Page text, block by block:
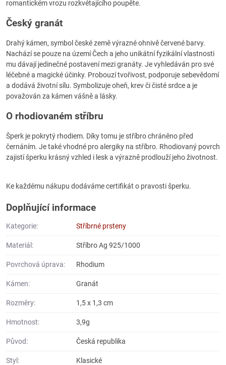
romantickém vrozu rozkvétajícího poupěte.
Český granát
Drahý kámen, symbol české země výrazné ohnivě červené barvy.
Nachází se pouze na území Čech a jeho unikátní fyzikální vlastnosti
mu dávají jedinečné postavení mezi granáty. Je vyhledáván pro své
léčebné a magické účinky. Probouzí tvořivost, podporuje sebevědomí
a dodává životní sílu. Symbolizuje oheň, krev či čisté srdce a je
považován za kámen vášně a lásky.
O rhodiovaném stříbru
Šperk je pokrytý rhodiem. Díky tomu je stříbro chráněno před
černáním. Je také vhodné pro alergiky na stříbro. Rhodiovaný povrch
zajistí šperku krásný vzhled i lesk a výrazně prodlouží jeho životnost.
Ke každému nákupu dodáváme certifikát o pravosti šperku.
Doplňující informace
Kategorie: Stříbrné prsteny
Materiál: Stříbro Ag 925/1000
Povrchová úprava: Rhodium
Kámen: Granát
Rozměry: 1,5 x 1,3 cm
Hmotnost: 3,9g
Původ: Česká republika
Styl: Klasické